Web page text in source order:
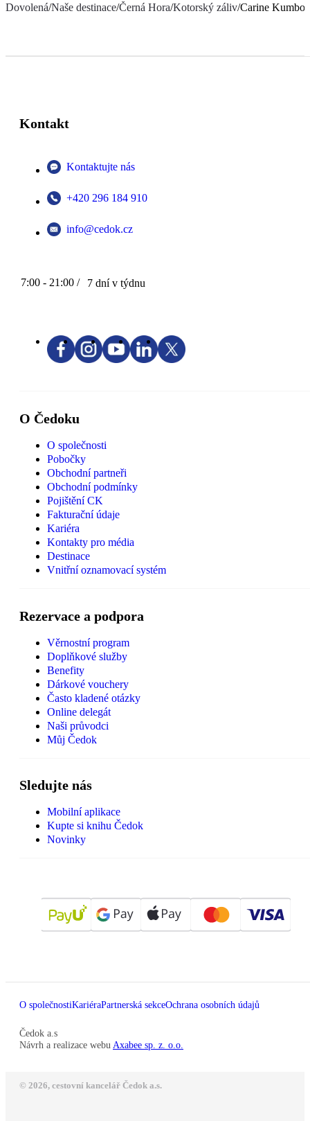
Dovolená/Naše destinace/Černá Hora/Kotorský záliv/Carine
Kontakt
Kontaktujte nás
+420 296 184 910
info@cedok.cz
7:00 - 21:00 / 7 dní v týdnu
O Čedoku
O společnosti
Pobočky
Obchodní partneři
Obchodní podmínky
Pojištění CK
Fakturační údaje
Kariéra
Kontakty pro média
Destinace
Vnitřní oznamovací systém
Rezervace a podpora
Věrnostní program
Doplňkové služby
Benefity
Dárkové vouchery
Často kladené otázky
Online delegát
Naši průvodci
Můj Čedok
Sledujte nás
Mobilní aplikace
Kupte si knihu Čedok
Novinky
O společnostiKariéraPartnerská sekceOchrana osobních údajů
Čedok a.s
Návrh a realizace webu Axabee sp. z. o.o.
© 2026, cestovní kancelář Čedok a.s.